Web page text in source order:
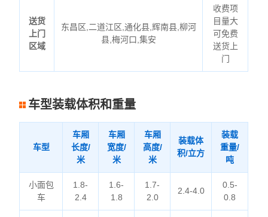
送货
上门
区域
东昌区,二道江区,通化县,辉南县,柳河
县,梅河口,集安
收费项
目量大
可免费
送货上
门
车型装载体积和重量
车型
车厢
长度/
米
车厢
宽度/
米
车厢
高度/
米
装载体
积/立方
装载
重量/
吨
小面包
车
1.8-
2.4
1.6-
1.8
1.7-
2.0
2.4-4.0
0.5-
0.8